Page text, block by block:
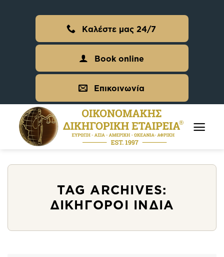
Καλέστε μας 24/7
Book online
Επικοινωνία
TAG ARCHIVES:
ΔΙΚΗΓΌΡΟΙ ΙΝΔΊΑ